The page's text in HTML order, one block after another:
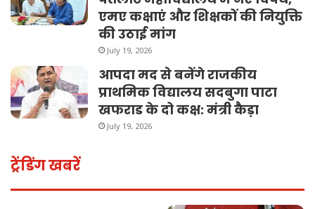
एमए कक्षाएं और शिक्षकों की नियुक्ति
की उठाई मांग
July 19, 2026
आपदा मद से बनेंगे राजकीय
प्राथमिक विद्यालय सदबुगा पाटा
खफराड के दो कक्ष: मंत्री कैड़ा
July 19, 2026
ट्रेंडिंग खबरें